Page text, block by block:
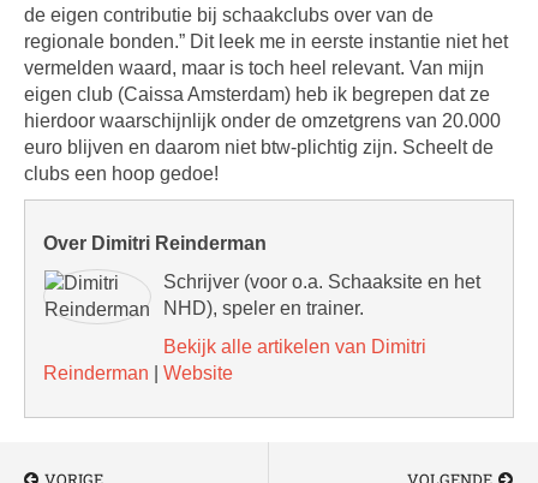
de eigen contributie bij schaakclubs over van de
regionale bonden.” Dit leek me in eerste instantie niet het
vermelden waard, maar is toch heel relevant. Van mijn
eigen club (Caissa Amsterdam) heb ik begrepen dat ze
hierdoor waarschijnlijk onder de omzetgrens van 20.000
euro blijven en daarom niet btw-plichtig zijn. Scheelt de
clubs een hoop gedoe!
Over Dimitri Reinderman
Schrijver (voor o.a. Schaaksite en het
NHD), speler en trainer.
Bekijk alle artikelen van Dimitri
Reinderman
Website